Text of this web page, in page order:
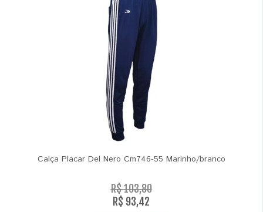
Calça Placar Del Nero Cm746-55 Marinho/branco
R$ 103,80
R$ 93,42